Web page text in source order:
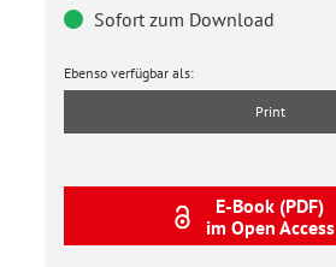
Sofort zum Download
Ebenso verfügbar als:
Print
E-Book (PDF)
im Open Access